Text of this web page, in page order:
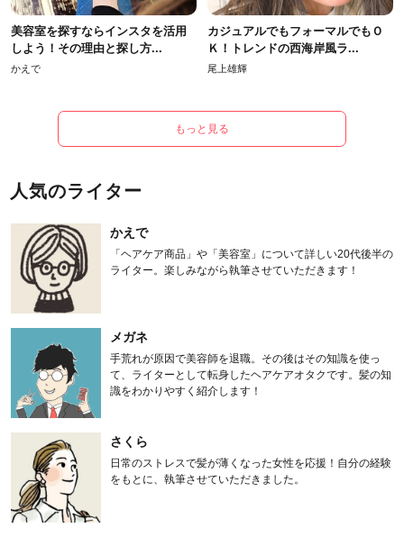
美容室を探すならインスタを活用
しよう！その理由と探し方...
かえで
カジュアルでもフォーマルでもＯ
Ｋ！トレンドの西海岸風ラ...
尾上雄輝
もっと見る
人気のライター
かえで
「ヘアケア商品」や「美容室」について詳しい20代後半の
ライター。楽しみながら執筆させていただきます！
メガネ
手荒れが原因で美容師を退職。その後はその知識を使っ
て、ライターとして転身したヘアケアオタクです。髪の知
識をわかりやすく紹介します！
さくら
日常のストレスで髪が薄くなった女性を応援！自分の経験
をもとに、執筆させていただきました。